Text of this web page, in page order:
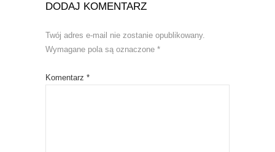
DODAJ KOMENTARZ
Twój adres e-mail nie zostanie opublikowany.
Wymagane pola są oznaczone *
Komentarz *